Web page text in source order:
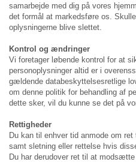
samarbejde med dig på vores
det formål at markedsføre os.
oplysningerne blive slettet.
Kontrol og ændringer
Vi foretager løbende kontrol for at
personoplysninger altid er i
gældende databeskyttelsesretlige
om denne politik for behandling af
dette sker, vil du kunne se det på
Rettigheder
Du kan til enhver tid anmode om
samt sletning eller rettelse hvis
Du har derudover ret til at